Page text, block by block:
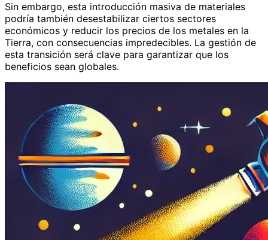
Sin embargo, esta introducción masiva de materiales
podría también desestabilizar ciertos sectores
económicos y reducir los precios de los metales en la
Tierra, con consecuencias impredecibles. La gestión de
esta transición será clave para garantizar que los
beneficios sean globales.